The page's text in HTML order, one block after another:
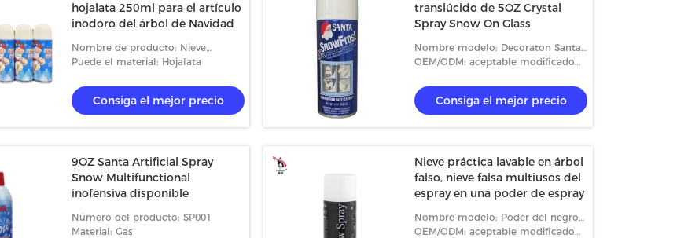
hojalata 250ml para el artículo
inodoro del árbol de Navidad
Nombre de producto: Nieve
artificial del espray
Puede el material: Hojalata
Consiga el mejor precio
translúcido de 5OZ Crystal
Spray Snow On Glass
Nombre modelo: Decoraton Santa
Ice Crystal Spray Snow
OEM/ODM: aceptable modificado
Consiga el mejor precio
9OZ Santa Artificial Spray
Snow Multifunctional
inofensiva disponible
Número del producto: SP001
Material: Gas
Nieve práctica lavable en árbol
falso, nieve falsa multiusos del
espray en una poder de espray
Nombre modelo: Poder del negro
de la nieve del espray del partido
OEM/ODM: aceptable modificado